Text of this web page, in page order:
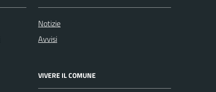
Notizie
Avvisi
VIVERE IL COMUNE